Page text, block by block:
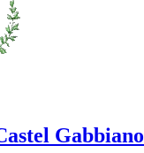
Gabbiano